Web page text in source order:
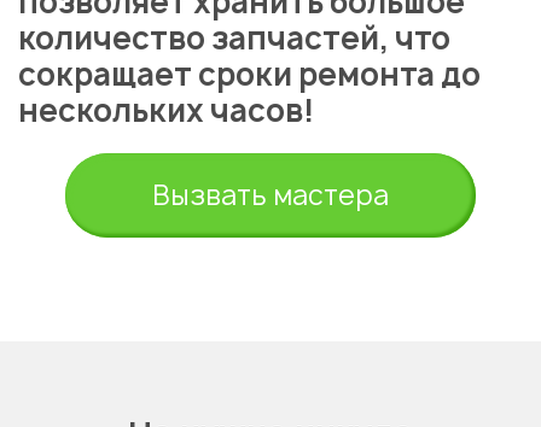
количество запчастей, что
сокращает сроки ремонта до
нескольких часов!
Вызвать мастера
города